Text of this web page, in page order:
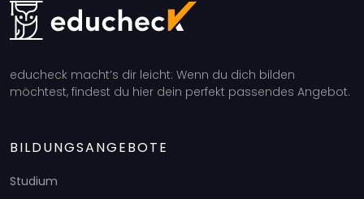
educheck macht’s dir leicht: Wenn du dich bilden
möchtest, findest du hier dein perfekt passendes Angebot.
BILDUNGSANGEBOTE
Studium